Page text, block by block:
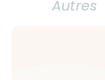
Autres